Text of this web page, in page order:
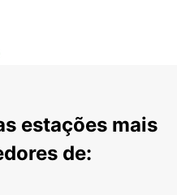
estações mais
de: